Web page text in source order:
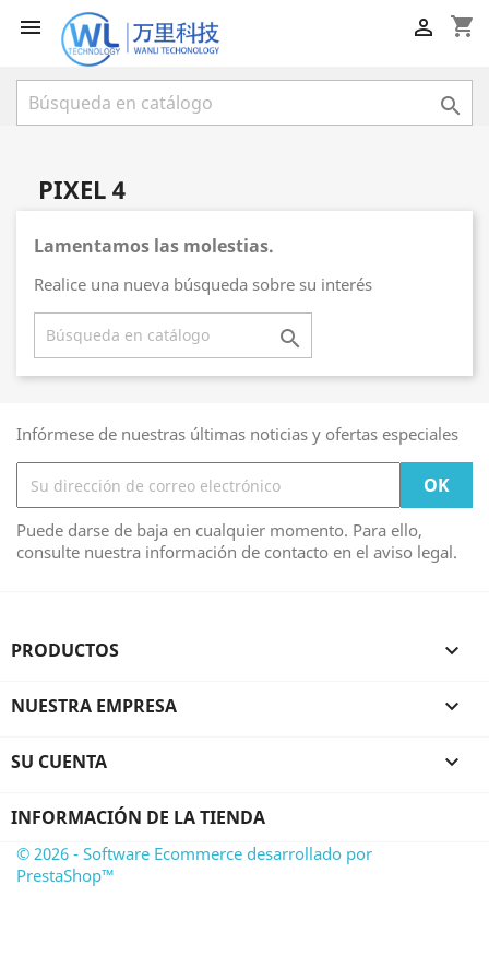
 shopping_cart


PIXEL 4
Lamentamos las molestias.
Realice una nueva búsqueda sobre su interés

Infórmese de nuestras últimas noticias y ofertas especiales
Puede darse de baja en cualquier momento. Para ello,
consulte nuestra información de contacto en el aviso legal.
PRODUCTOS 
NUESTRA EMPRESA 
SU CUENTA 
INFORMACIÓN DE LA TIENDA
© 2026 - Software Ecommerce desarrollado por
PrestaShop™